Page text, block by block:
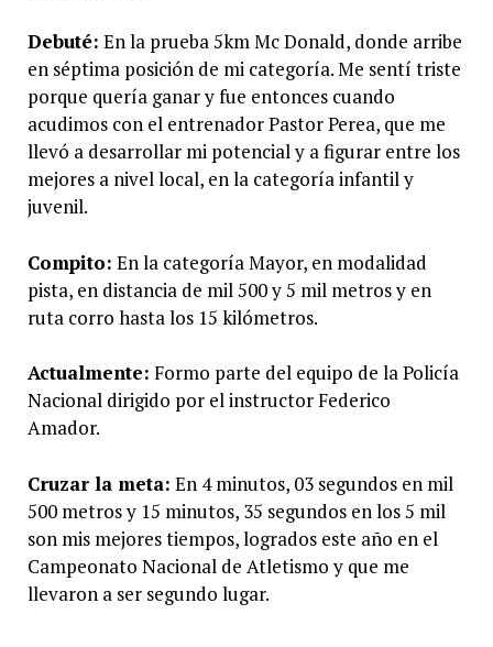
Debuté: En la prueba 5km Mc Donald, donde arribe
en séptima posición de mi categoría. Me sentí triste
porque quería ganar y fue entonces cuando
acudimos con el entrenador Pastor Perea, que me
llevó a desarrollar mi potencial y a figurar entre los
mejores a nivel local, en la categoría infantil y
juvenil.
Compito: En la categoría Mayor, en modalidad
pista, en distancia de mil 500 y 5 mil metros y en
ruta corro hasta los 15 kilómetros.
Actualmente: Formo parte del equipo de la Policía
Nacional dirigido por el instructor Federico
Amador.
Cruzar la meta: En 4 minutos, 03 segundos en mil
500 metros y 15 minutos, 35 segundos en los 5 mil
son mis mejores tiempos, logrados este año en el
Campeonato Nacional de Atletismo y que me
llevaron a ser segundo lugar.